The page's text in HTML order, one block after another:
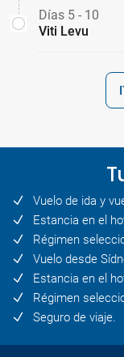
Días 5 - 10
Viti Levu
Vuelo de ida y
Estancia en el
Régimen
Vuelo desde
Estancia en el
Régimen
Seguro de viaje.